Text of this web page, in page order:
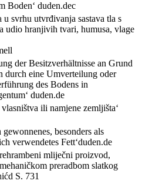
Boden‘ duden.dec
u svrhu utvrđivanja sastava tla s
udio hranjivih tvari, humusa, vlage
der Besitzverhältnisse an Grund
durch eine Umverteilung oder
des Bodens in
duden.de
vlasništva ili namjene zemljišta‘
gewonnenes, besonders als
verwendetes Fett‘duden.de
mliječni proizvod,
preradbom slatkog
d S. 731